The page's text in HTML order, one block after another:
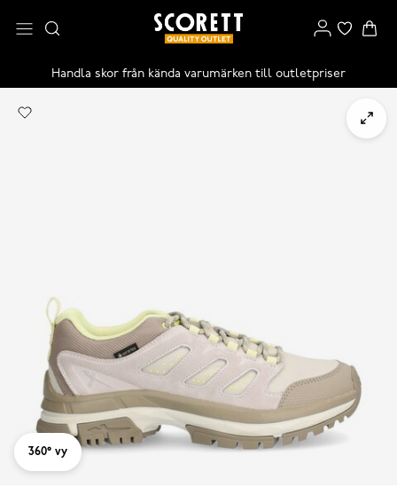
Handla skor från kända varumärken till outletpriser
360° vy